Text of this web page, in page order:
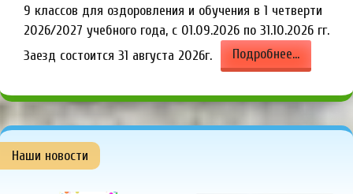
9 классов для оздоровления и обучения в 1 четверти
2026/2027 учебного года, с 01.09.2026 по 31.10.2026 гг.
Заезд состоится 31 августа 2026г.
Подробнее...
Наши новости